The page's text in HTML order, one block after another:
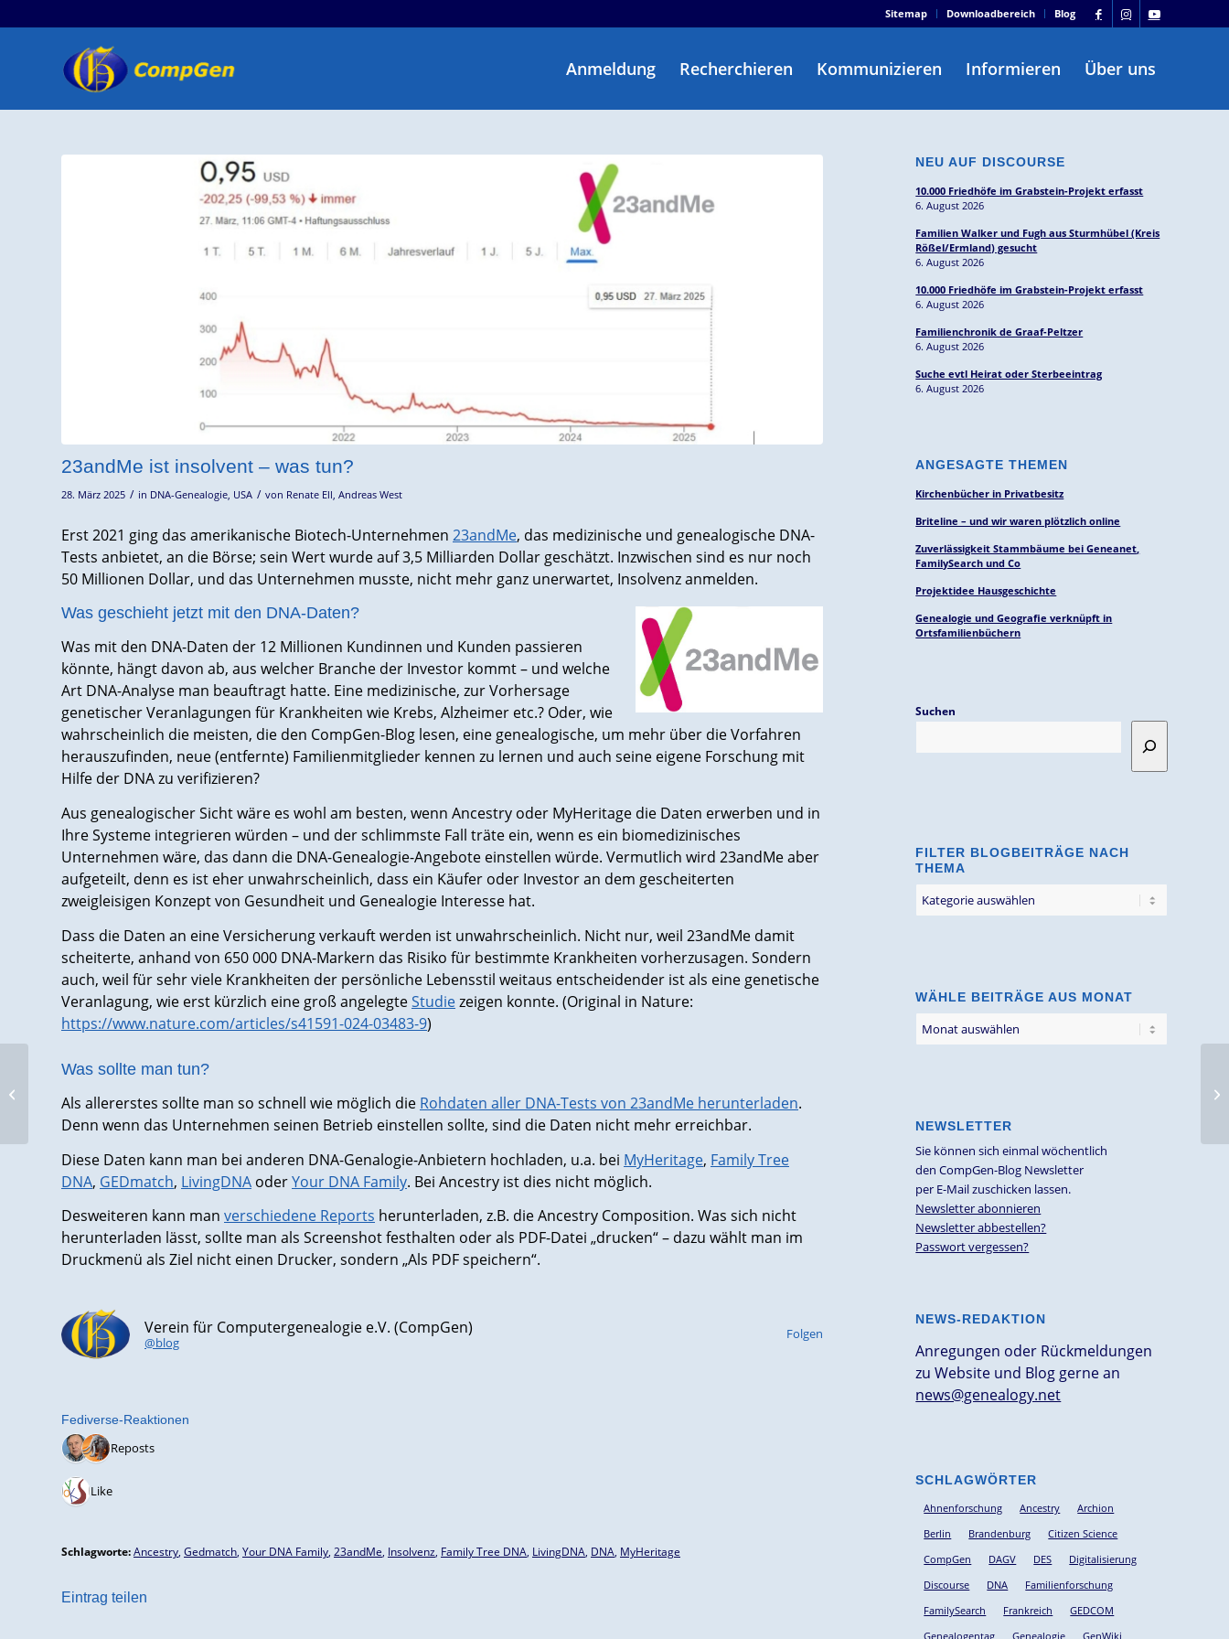
Sitemap Downloadbereich Blog
Anmeldung Recherchieren Kommunizieren Informieren Über uns
23andMe ist insolvent – was tun?
28. März 2025 / in DNA-Genealogie USA / von Renate Ell Andreas West
Erst 2021 ging das amerikanische Biotech-Unternehmen 23andMe, das medizinische und genealogische DNA-
Tests anbietet, an die Börse; sein Wert wurde auf 3,5 Milliarden Dollar geschätzt. Inzwischen sind es nur noch
50 Millionen Dollar, und das Unternehmen musste, nicht mehr ganz unerwartet, Insolvenz anmelden.
Was geschieht jetzt mit den DNA-Daten?
Was mit den DNA-Daten der 12 Millionen Kundinnen und Kunden passieren
könnte, hängt davon ab, aus welcher Branche der Investor kommt – und welche
Art DNA-Analyse man beauftragt hatte. Eine medizinische, zur Vorhersage
genetischer Veranlagungen für Krankheiten wie Krebs, Alzheimer etc.? Oder, wie
wahrscheinlich die meisten, die den CompGen-Blog lesen, eine genealogische, um mehr über die Vorfahren
herauszufinden, neue (entfernte) Familienmitglieder kennen zu lernen und auch seine eigene Forschung mit
Hilfe der DNA zu verifizieren?
Aus genealogischer Sicht wäre es wohl am besten, wenn Ancestry oder MyHeritage die Daten erwerben und in
Ihre Systeme integrieren würden – und der schlimmste Fall träte ein, wenn es ein biomedizinisches
Unternehmen wäre, das dann die DNA-Genealogie-Angebote einstellen würde. Vermutlich wird 23andMe aber
aufgeteilt, denn es ist eher unwahrscheinlich, dass ein Käufer oder Investor an dem gescheiterten
zweigleisigen Konzept von Gesundheit und Genealogie Interesse hat.
Dass die Daten an eine Versicherung verkauft werden ist unwahrscheinlich. Nicht nur, weil 23andMe damit
scheiterte, anhand von 650 000 DNA-Markern das Risiko für bestimmte Krankheiten vorherzusagen. Sondern
auch, weil für sehr viele Krankheiten der persönliche Lebensstil weitaus entscheidender ist als eine genetische
Veranlagung, wie erst kürzlich eine groß angelegteStudiezeigen konnte. (Original in Nature:
https://www.nature.com/articles/s41591-024-03483-9)
Was sollte man tun?
Als allererstes sollte man so schnell wie möglich die Rohdaten aller DNA-Tests von 23andMe herunterladen.
Denn wenn das Unternehmen seinen Betrieb einstellen sollte, sind die Daten nicht mehr erreichbar.
Diese Daten kann man bei anderen DNA-Genalogie-Anbietern hochladen, u.a. bei MyHeritage, Family Tree
DNA, GEDmatch, LivingDNA oderYour DNA Family. Bei Ancestry ist dies nicht möglich.
Desweiteren kann man verschiedene Reports herunterladen, z.B. die Ancestry Composition. Was sich nicht
herunterladen lässt, sollte man als Screenshot festhalten oder als PDF-Datei „drucken“ – dazu wählt man im
Druckmenü als Ziel nicht einen Drucker, sondern „Als PDF speichern“.
Verein für Computergenealogie e.V. (CompGen)
@blog
Folgen
Fediverse-Reaktionen
2 Reposts
1 Like
Schlagworte:Ancestry, Gedmatch, Your DNA Family, 23andMe, Insolvenz, Family Tree DNA, LivingDNA, DNA, MyHeritage
Eintrag teilen
NEU AUF DISCOURSE
10.000 Friedhöfe im Grabstein-Projekt erfasst
6. August 2026
Familien Walker und Fugh aus Sturmhübel (Kreis
Rößel/Ermland) gesucht
6. August 2026
10.000 Friedhöfe im Grabstein-Projekt erfasst
6. August 2026
Familienchronik de Graaf-Peltzer
6. August 2026
Suche evtl Heirat oder Sterbeeintrag
6. August 2026
ANGESAGTE THEMEN
Kirchenbücher in Privatbesitz
Briteline – und wir waren plötzlich online
Zuverlässigkeit Stammbäume bei Geneanet,
FamilySearch und Co
Projektidee Hausgeschichte
Genealogie und Geografie verknüpft in
Ortsfamilienbüchern
Suchen
FILTER BLOGBEITRÄGE NACH
THEMA
Blogbeiträge
WÄHLE BEITRÄGE AUS MONAT
NEWSLETTER
Sie können sich einmal wöchentlich
den CompGen-Blog Newsletter
per E-Mail zuschicken lassen.
Newsletter abonnieren
Newsletter abbestellen?
Passwort vergessen?
NEWS-REDAKTION
Anregungen oder Rückmeldungen
zu Website und Blog gerne an
news@genealogy.net
SCHLAGWÖRTER
Ahnenforschung Ancestry
Archion
Berlin
Brandenburg
Citizen Science
CompGen
DAGV DES
Digitalisierung
Discourse
DNA
Familienforschung
FamilySearch
Frankreich
GEDCOM
Genealogentag
Genealogie
GenWiki
IT-Helden gesucht!
digitalen Super-
Mannschaft!